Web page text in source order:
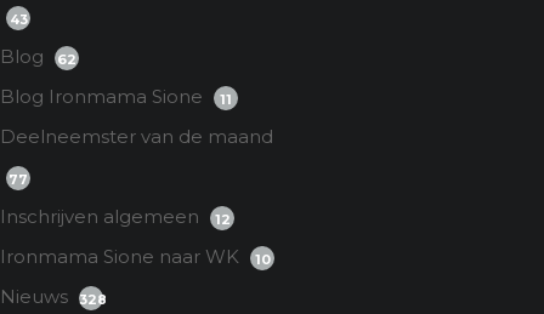
43
Blog 62
Blog Ironmama Sione 11
Deelneemster van de maand
77
Inschrijven algemeen 12
Ironmama Sione naar WK 10
Nieuws 328